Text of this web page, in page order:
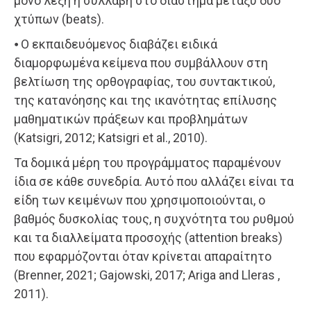
χτύπων (beats).
⦁ O εκπαιδευόμενος διαβάζει ειδικά
διαμορφωμένα κείμενα που συμβάλλουν στη
βελτίωση της ορθογραφίας, του συντακτικού,
της κατανόησης και της ικανότητας επίλυσης
μαθηματικών πράξεων και προβλημάτων
(Katsigri, 2012; Katsigri et al., 2010).
Τα δομικά μέρη του προγράμματος παραμένουν
ίδια σε κάθε συνεδρία. Aυτό που αλλάζει είναι τα
είδη των κειμένων που χρησιμοποιούνται, ο
βαθμός δυσκολίας τους, η συχνότητα του ρυθμού
και τα διαλλείματα προσοχής (attention breaks)
που εφαρμόζονται όταν κρίνεται απαραίτητο
(Brenner, 2021; Gajowski, 2017; Ariga and Lleras ,
2011).